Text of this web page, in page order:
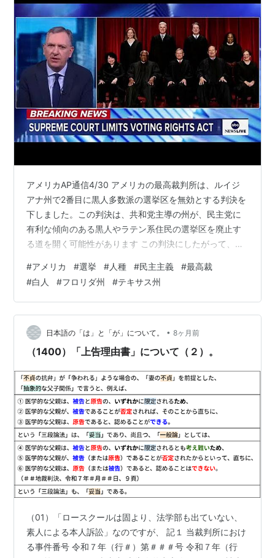
アメリカAP通信4/30 アメリカの最高裁判所は、ルイジ
アナ州で2番目に黒人多数派の選挙区を無効とする判決を
下しました。この判決は、共和党主導の州が、民主党に
有利な傾向のある黒人やラテン系住民の選挙区を廃止す
る道を開く可能性があります この判決にしたがって、ト
を前に、白人共和党支持者の多い新選挙区設置に動き始
めています フロリダ州 は、議会で、11月の中間選挙で共
和党が最大4議席を追加獲得するのに役立つ可能性のある
新選挙区設立審議をはじめます。 フロリダ州憲法修正条
項は、人種的または言語的少数派が自らの選択する代表
者を選出する能力を否定または…
#アメリカ #選挙 #人種 #民主主義 #最高裁
#白人 #フロリダ州 #テキサス州
日本語の「は」と「が」について。 • 8ヶ月前
（1400）「上告理由書」について（２）。
（01）「ロースクールは固より、法学部も出ていない、
素人による本人訴訟」なのですが、 記１ 当裁判所におけ
る事件番号 令和７年（行＃）第＃＃＃号 令和７年（行